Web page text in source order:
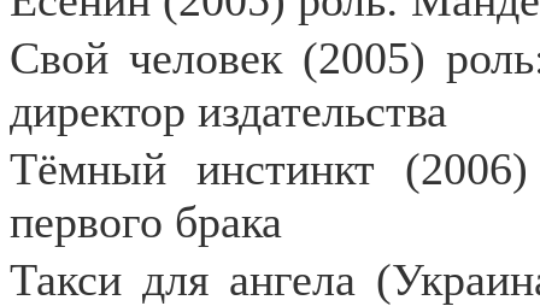
Свой человек (2005)
директор издательства
Тёмный инстинкт
первого брака
Такси для ангела